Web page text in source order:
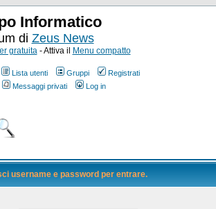
Informatico
di Zeus News
gratuita- Attiva il Menu compatto
Lista utenti Gruppi
Registrati
Messaggi privati Log in
username e password per entrare.